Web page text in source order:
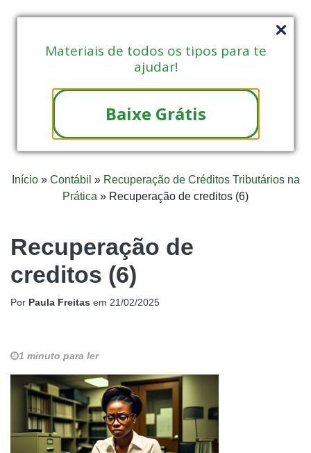
Materiais de todos os tipos para te
ajudar!
Baixe Grátis
Início» Contábil » Recuperação de Créditos Tributários na
Prática » Recuperação de creditos (6)
Recuperação de
creditos (6)
Por Paula Freitas em 21/02/2025
1 minuto para ler